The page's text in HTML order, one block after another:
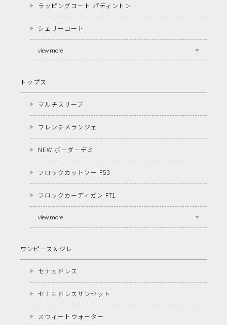
ラッピングコート パディントン
シェリーコート
view more
トップス
マルチスリーブ
フレンチメランジェ
NEW ボーダーデミ
フロックカットソー F53
フロックカーディガン F71
view more
ワンピース＆ジレ
セナカドレス
セナカドレスサンセット
スウィートウォーター